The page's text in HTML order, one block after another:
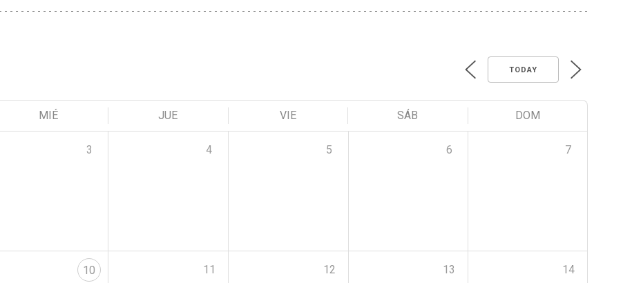
TODAY
MIÉ JUE VIE SÁB DOM
3 4 5 6 7
10 11 12 13 14